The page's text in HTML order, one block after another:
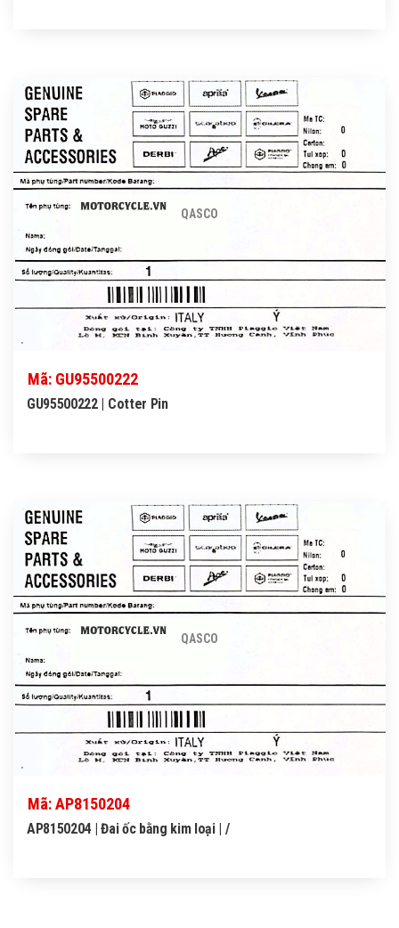
QASCO
Mã: GU95500222
GU95500222 | Cotter Pin
QASCO
Mã: AP8150204
AP8150204 | Đai ốc bằng kim loại | /